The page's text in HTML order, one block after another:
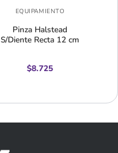
EQUIPAMIENTO
Pinza Halstead
S/Diente Recta 12 cm
$8.725